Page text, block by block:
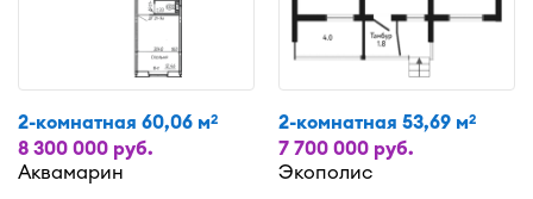
2-комнатная 60,06 м2
8 300 000 руб.
Аквамарин
2-комнатная 53,69 м2
7 700 000 руб.
Экополис